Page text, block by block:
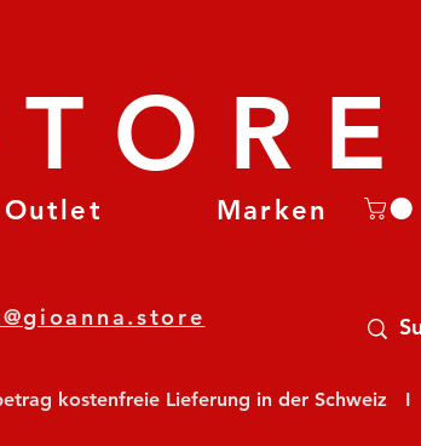
Outlet Marken
kostenfreie Lieferung in der Schweiz